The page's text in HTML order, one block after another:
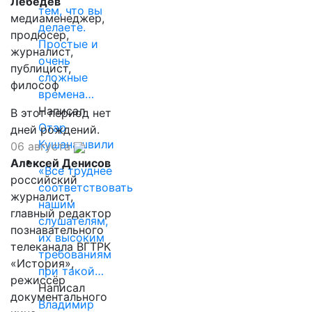
тем, что вы
делаете.
Простые и
очень
сложные
времена…
Написал
Отар
Кушанашвили
«Все труднее
соответствовать
нашим
слушателям,
их высоким
требованиям
при такой…
Написал
Владимир
медиаменеджер,
продюсер,
журналист,
публицист,
философ
В этот период нет
дней рождений.
06 августа
Алексей Денисов
российский
журналист,
главный редактор
познавательного
телеканала ВГТРК
«История»,
режиссёр
документального